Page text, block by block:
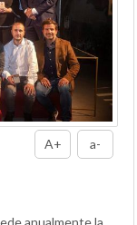
A+ a-
anualmente la